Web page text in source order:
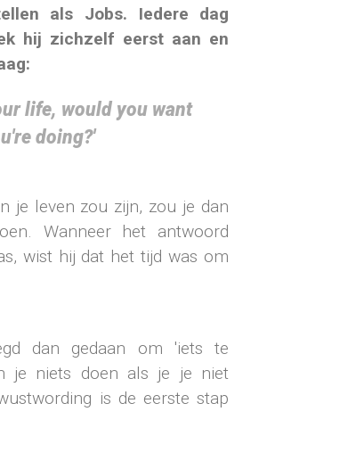
als Jobs. Iedere dag
hij zichzelf eerst aan en
life, would you want
doing?'
je leven zou zijn, zou je dan
Wanneer het antwoord
wist hij dat het tijd was om
dan gedaan om 'iets te
je niets doen als je je niet
is de eerste stap